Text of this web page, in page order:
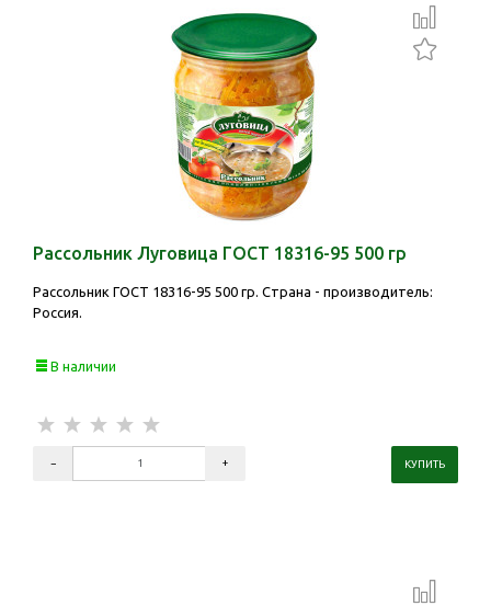
Рассольник Луговица ГОСТ 18316-95 500 гр
Рассольник ГОСТ 18316-95 500 гр. Страна - производитель:
Россия.
В наличии